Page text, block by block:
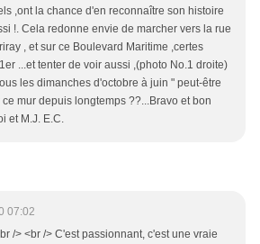
,ont la chance d'en reconnaître son histoire
!. Cela redonne envie de marcher vers la rue
, et sur ce Boulevard Maritime ,certes
...et tenter de voir aussi ,(photo No.1 droite)
les dimanches d'octobre à juin " peut-être
mur depuis longtemps ??...Bravo et bon
et M.J. E.C.
07:02
/> <br /> C'est passionnant, c'est une vraie